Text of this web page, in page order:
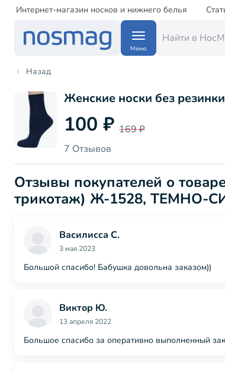
Интернет-магазин носков и нижнего белья
Меню
Назад
Женские носки без
100 ₽ 169 ₽
7 Отзывов
Отзывы покупателей о
трикотаж) Ж-1528, ТЕМНО-
Василисса С.
3 мая 2023
Большой спасибо! Бабушка довольна заказом))
Виктор Ю.
13 апреля 2022
Большое спасибо за оперативно выполненный